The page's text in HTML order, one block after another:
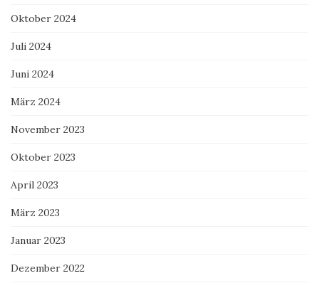
Oktober 2024
Juli 2024
Juni 2024
März 2024
November 2023
Oktober 2023
April 2023
März 2023
Januar 2023
Dezember 2022